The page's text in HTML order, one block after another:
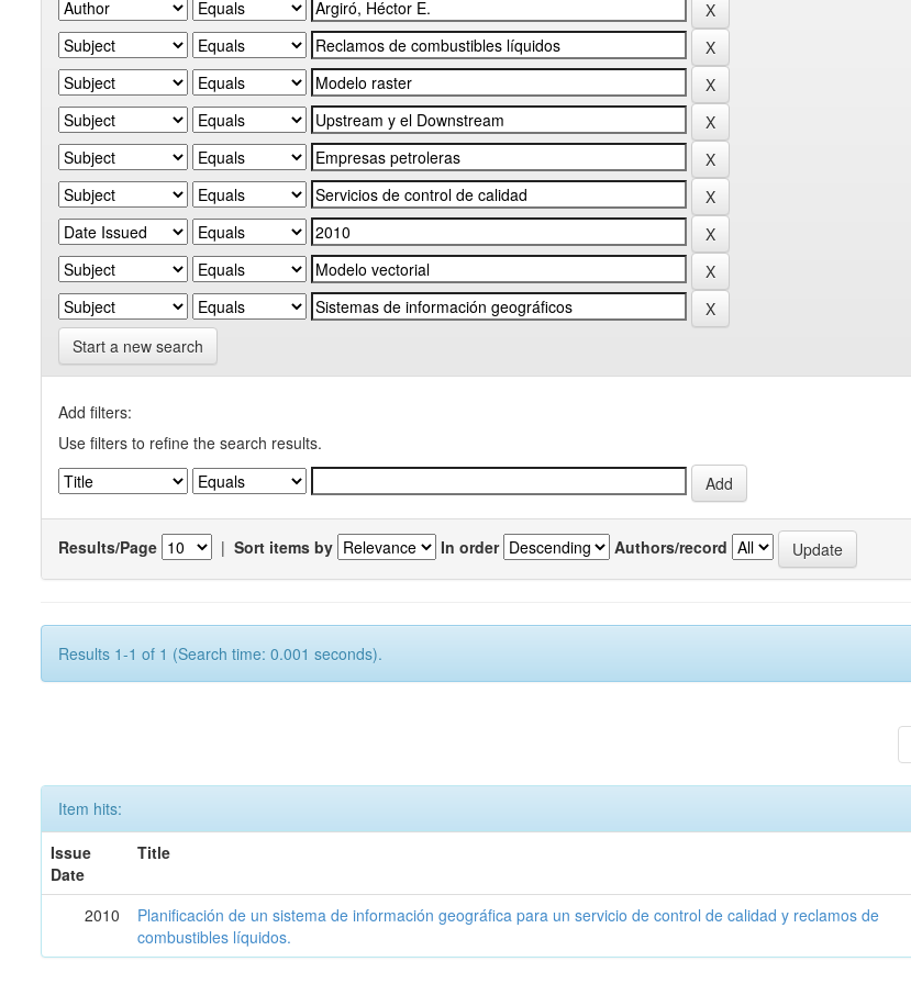
Start a new search
Add filters:
Use filters to refine the search results.
Results/Page | Sort items by In order Authors/record
Results 1-1 of 1 (Search time: 0.001 seconds).
Item hits:
Issue
Date
Title
2010
Planificación de un sistema de información geográfica para un servicio de control de calidad y reclamos de
combustibles líquidos.